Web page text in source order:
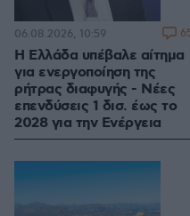
Η Ελλάδα υπέβαλε αίτημα
για ενεργοποίηση της
ρήτρας διαφυγής - Νέες
επενδύσεις 1 δισ. έως το
2028 για την Ενέργεια
06.08.2026, 10:59